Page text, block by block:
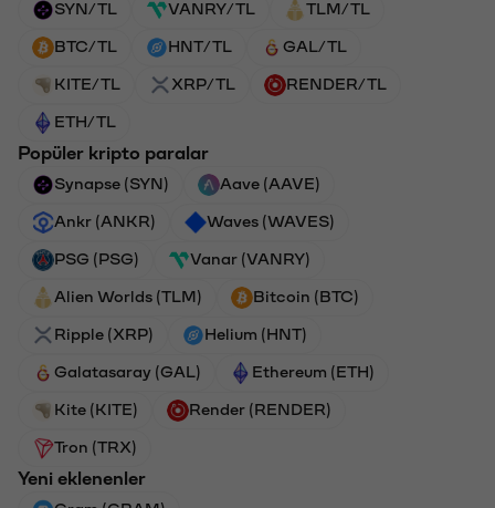
SYN/TL VANRY/TL TLM/TL
BTC/TL HNT/TL GAL/TL
KITE/TL XRP/TL RENDER/TL
ETH/TL
Popüler kripto paralar
Synapse (SYN) Aave (AAVE)
Ankr (ANKR) Waves (WAVES)
PSG (PSG) Vanar (VANRY)
Alien Worlds (TLM) Bitcoin (BTC)
Ripple (XRP) Helium (HNT)
Galatasaray (GAL) Ethereum (ETH)
Kite (KITE) Render (RENDER)
Tron (TRX)
Yeni eklenenler